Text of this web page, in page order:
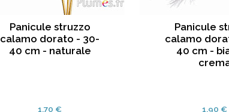
Panicule struzzo
calamo dorato - 30-
40 cm - naturale
1.70 €
Panicule
calamo
40 cm -
1.90 €